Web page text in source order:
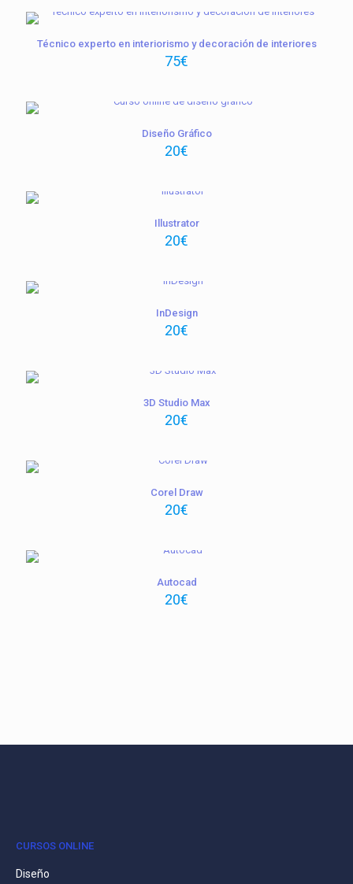
Técnico experto en interiorismo y decoración de interiores
75€
Diseño Gráfico
20€
Illustrator
20€
InDesign
20€
3D Studio Max
20€
Corel Draw
20€
Autocad
20€
CURSOS ONLINE
Diseño